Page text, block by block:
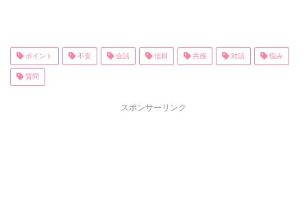
ポイント 不安 会話 信頼 共感 対話 悩み
質問
スポンサーリンク